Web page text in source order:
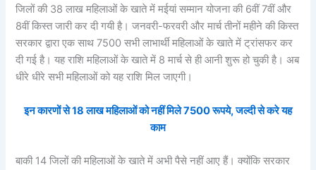
जिलों की 38 लाख महिलाओं के खाते में मईयां सम्मान योजना की 6वीं 7वीं और
8वीं किस्त जारी कर दी गयी है। जनवरी-फरवरी और मार्च तीनों महीने की किस्त
सरकार द्वारा एक साथ 7500 सभी लाभार्थी महिलाओं के खाते में ट्रांसफर कर
दी गई है। यह राशि महिलाओं के खाते में 8 मार्च से ही आनी शुरू हो चुकी है। अब
धीरे धीरे सभी महिलाओं को यह राशि मिल जाएगी।
इन कारणों से 18 लाख महिलाओं को नहीं मिले 7500 रूपये, जल्दी से करे यह
काम
बाकी 14 जिलों की महिलाओं के खाते में अभी पैसे नहीं आए हैं। क्योंकि सरकार